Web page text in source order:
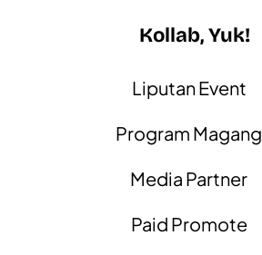
Kollab, Yuk!
Liputan Event
Program Magang
Media Partner
Paid Promote